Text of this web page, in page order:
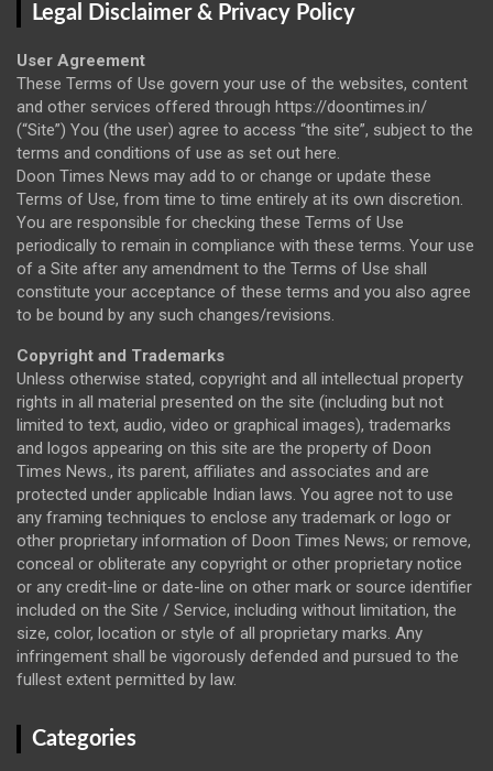
Legal Disclaimer & Privacy Policy
User Agreement
These Terms of Use govern your use of the websites, content
and other services offered through https://doontimes.in/
(“Site”) You (the user) agree to access “the site”, subject to the
terms and conditions of use as set out here.
Doon Times News may add to or change or update these
Terms of Use, from time to time entirely at its own discretion.
You are responsible for checking these Terms of Use
periodically to remain in compliance with these terms. Your use
of a Site after any amendment to the Terms of Use shall
constitute your acceptance of these terms and you also agree
to be bound by any such changes/revisions.
Copyright and Trademarks
Unless otherwise stated, copyright and all intellectual property
rights in all material presented on the site (including but not
limited to text, audio, video or graphical images), trademarks
and logos appearing on this site are the property of Doon
Times News., its parent, affiliates and associates and are
protected under applicable Indian laws. You agree not to use
any framing techniques to enclose any trademark or logo or
other proprietary information of Doon Times News; or remove,
conceal or obliterate any copyright or other proprietary notice
or any credit-line or date-line on other mark or source identifier
included on the Site / Service, including without limitation, the
size, color, location or style of all proprietary marks. Any
infringement shall be vigorously defended and pursued to the
fullest extent permitted by law.
Categories